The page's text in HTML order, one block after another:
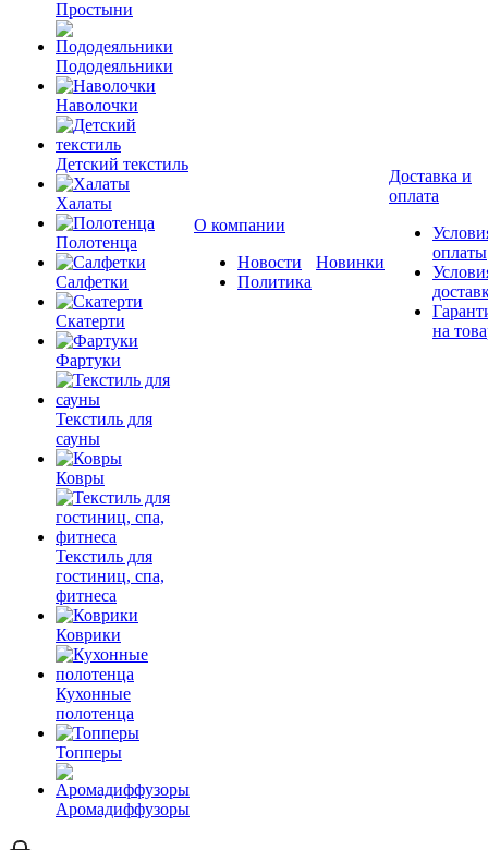
Простыни
Пододеяльники
Наволочки
Детский текстиль
Халаты
Полотенца
Салфетки
Скатерти
Фартуки
Текстиль для
сауны
Ковры
Текстиль для
гостиниц, спа,
фитнеса
Коврики
Кухонные
полотенца
Топперы
Аромадиффузоры
О компании
Новости
Политика
Новинки
Доставка и
оплата
оплаты
на